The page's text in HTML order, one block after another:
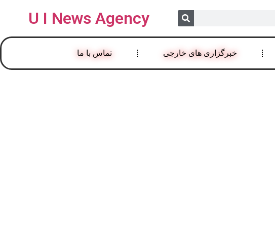
U I News Agency
خبرگزاری های خارجی تماس با ما